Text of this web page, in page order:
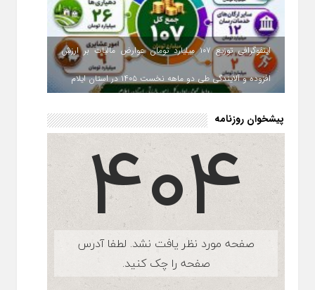
اینفوگرافی توزیع ۱۰۷ میلیارد تومان عوارض مالیات بر ارزش
افزوده و آلایندگی طی دو ماهه نخست ۱۴۰۵ در استان ایلام
پیشخوان روزنامه